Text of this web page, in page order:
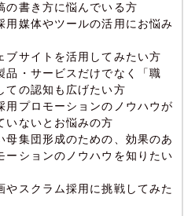
の書き方に悩んでいる方
用媒体やツールの活用にお悩み
ブサイトを活用してみたい方
品・サービスだけでなく「職
ての認知も広げたい方
用プロモーションのノウハウが
いないとお悩みの方
母集団形成のための、効果のあ
ーションのノウハウを知りたい
やスクラム採用に挑戦してみた